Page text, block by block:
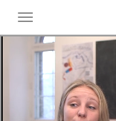
Toggle
menu